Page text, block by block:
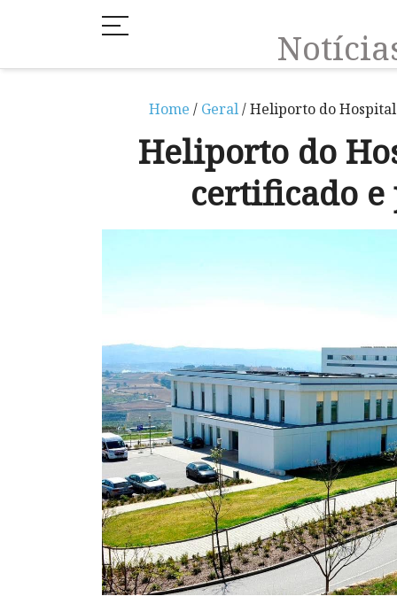
Home / Geral/ Heliporto do
Heliporto do
certificado